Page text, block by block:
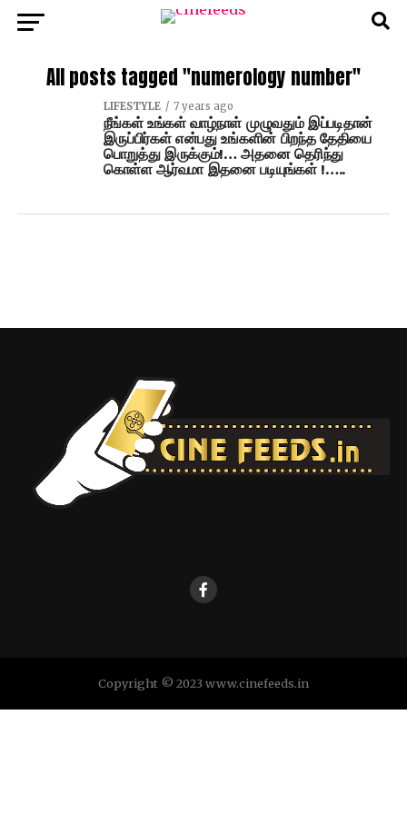
All posts tagged "numerology number"
LIFESTYLE 7 years ago
நீங்கள் உங்கள் வாழ்நாள் முழுவதும் இப்படிதான்
இருப்பிர்கள் என்பது உங்களின் பிறந்த தேதியை
பொறுத்து இருக்கும்!… அதனை தெரிந்து
கொள்ள ஆர்வமா இதனை படியுங்கள் !…..
Copyright © 2023 www.cinefeeds.in